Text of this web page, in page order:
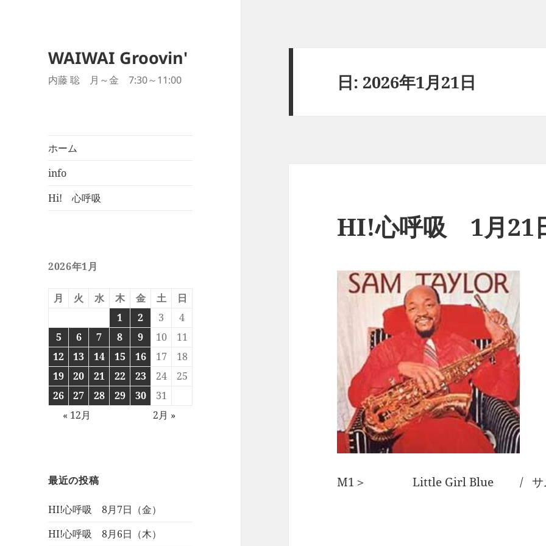
WAIWAI Groovin'
内藤 聡 月～金 7:30～11:00
ホーム
info
Hi! 心呼吸
2026年1月
月 火 水 木 金 土
日
1
2 3
4
5
6 7 8 9 10
11
12
13 14 15 16 17
18
19
20 21 22 23 24
25
26
27 28 29 30
31
« 12月
2月 »
最近の投稿
HI!心呼吸 8月7日（金）
HI!心呼吸 8月6日（木）
日: 2026年1月21日
HI!心呼吸 1月21
M1＞ Little Girl Blue / サム